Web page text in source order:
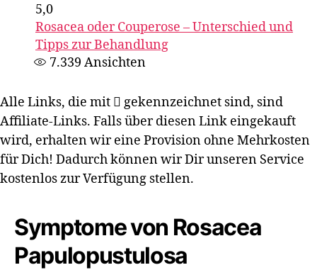
5,0
Rosacea oder Couperose – Unterschied und
Tipps zur Behandlung
7.339 Ansichten
Alle Links, die mit
gekennzeichnet sind, sind
Affiliate-Links. Falls über diesen Link eingekauft
wird, erhalten wir eine Provision ohne Mehrkosten
für Dich! Dadurch können wir Dir unseren Service
kostenlos zur Verfügung stellen.
Symptome von Rosacea
Papulopustulosa